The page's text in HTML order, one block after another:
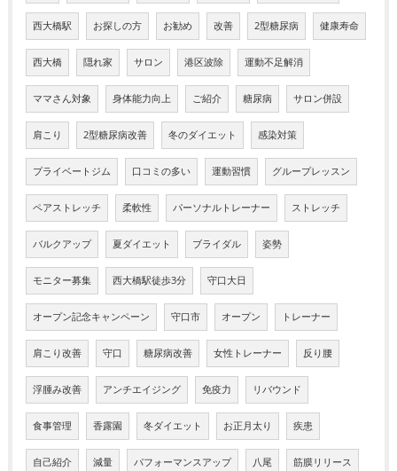
西大橋駅 お探しの方 お勧め 改善 2型糖尿病 健康寿命
西大橋 隠れ家 サロン 港区波除 運動不足解消
ママさん対象 身体能力向上 ご紹介 糖尿病 サロン併設
肩こり 2型糖尿病改善 冬のダイエット 感染対策
プライベートジム 口コミの多い 運動習慣 グループレッスン
ペアストレッチ 柔軟性 パーソナルトレーナー ストレッチ
バルクアップ 夏ダイエット ブライダル 姿勢
モニター募集 西大橋駅徒歩3分 守口大日
オープン記念キャンペーン 守口市 オープン トレーナー
肩こり改善 守口 糖尿病改善 女性トレーナー 反り腰
浮腫み改善 アンチエイジング 免疫力 リバウンド
食事管理 香露園 冬ダイエット お正月太り 疾患
自己紹介 減量 パフォーマンスアップ 八尾 筋膜リリース